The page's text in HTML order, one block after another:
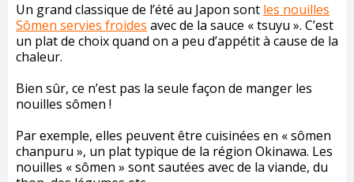
Un grand classique de l’été au Japon sont les nouilles
Sômen servies froides avec de la sauce « tsuyu ». C’est
un plat de choix quand on a peu d’appétit à cause de la
chaleur.
Bien sûr, ce n’est pas la seule façon de manger les
nouilles sômen !
Par exemple, elles peuvent être cuisinées en « sômen
chanpuru », un plat typique de la région Okinawa. Les
nouilles « sômen » sont sautées avec de la viande, du